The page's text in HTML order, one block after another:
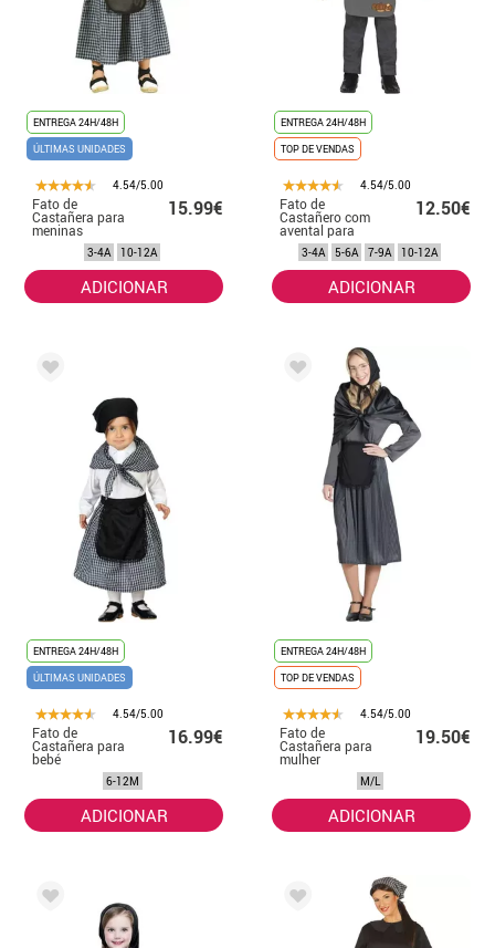
ENTREGA 24H/48H
ÚLTIMAS UNIDADES
4.54/5.00
Fato de
Castañera para
meninas
15.99€
3-4A 10-12A
ADICIONAR
ENTREGA 24H/48H
TOP DE VENDAS
4.54/5.00
Fato de
Castañero com
avental para
menino
12.50€
3-4A 5-6A 7-9A 10-12A
ADICIONAR
ENTREGA 24H/48H
ÚLTIMAS UNIDADES
4.54/5.00
Fato de
Castañera para
bebé
16.99€
6-12M
ADICIONAR
ENTREGA 24H/48H
TOP DE VENDAS
4.54/5.00
Fato de
Castañera para
mulher
19.50€
M/L
ADICIONAR